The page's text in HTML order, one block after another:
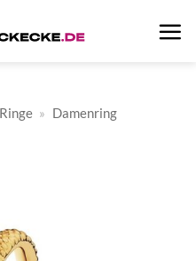
Ringe » Damenring